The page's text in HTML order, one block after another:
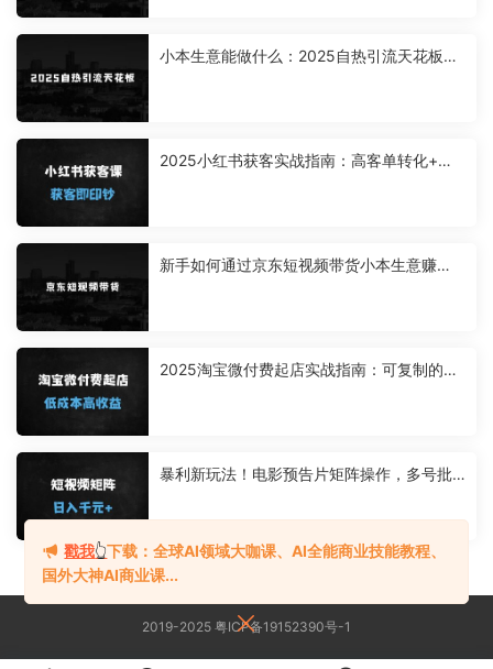
小本生意能做什么：2025自热引流天花板，
2025小红书获客实战指南：高客单转化+矩
新手如何通过京东短视频带货小本生意赚
2025淘宝微付费起店实战指南：可复制的爆
暴利新玩法！电影预告片矩阵操作，多号批
2019-2025 粤ICP备19152390号-1
戳我👆下载：全球AI领域大咖课、AI全能商业技能教程、
国外大神AI商业课...